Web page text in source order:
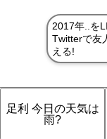
足利 今日の天気は
雨?